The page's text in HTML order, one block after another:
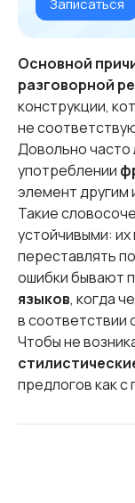
Записаться
Основной
разговорной
конструкции,
не
Довольно
употреблении
элемент
Такие
устойчивыми: их
переставлять
ошибки бывают
языков, когда
в соответствии
Чтобы не
предлогов как с